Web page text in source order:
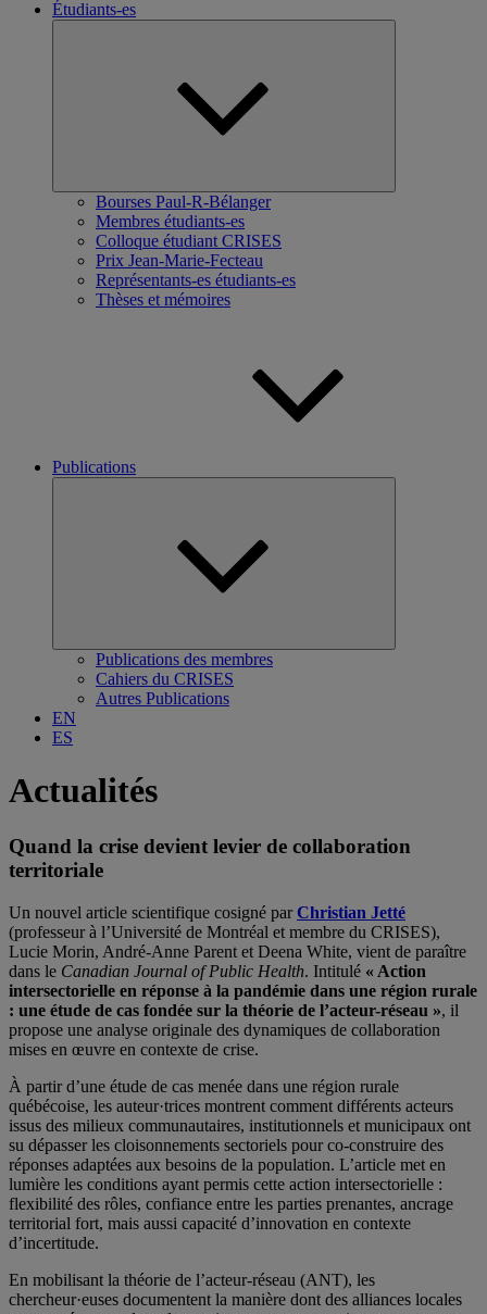
Étudiants-es
Bourses Paul-R-Bélanger
Membres étudiants-es
Colloque étudiant CRISES
Prix Jean-Marie-Fecteau
Représentants-es étudiants-es
Thèses et mémoires
Publications
Publications des membres
Cahiers du CRISES
Autres Publications
EN
ES
Actualités
Quand la crise devient levier de collaboration
territoriale
Un nouvel article scientifique cosigné parChristian Jetté
(professeur à l’Université de Montréal et membre du CRISES),
Lucie Morin, André-Anne Parent et Deena White, vient de paraître
dans le Canadian Journal of Public Health. Intitulé « Action
intersectorielle en réponse à la pandémie dans une région rurale
: une étude de cas fondée sur la théorie de l’acteur-réseau », il
propose une analyse originale des dynamiques de collaboration
mises en œuvre en contexte de crise.
À partir d’une étude de cas menée dans une région rurale
québécoise, les auteur·trices montrent comment différents acteurs
issus des milieux communautaires, institutionnels et municipaux ont
su dépasser les cloisonnements sectoriels pour co-construire des
réponses adaptées aux besoins de la population. L’article met en
lumière les conditions ayant permis cette action intersectorielle :
flexibilité des rôles, confiance entre les parties prenantes, ancrage
territorial fort, mais aussi capacité d’innovation en contexte
d’incertitude.
En mobilisant la théorie de l’acteur-réseau (ANT), les
chercheur·euses documentent la manière dont des alliances locales